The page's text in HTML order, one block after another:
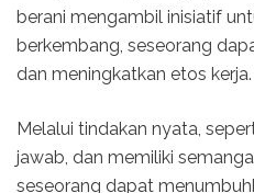
berani mengambil inisiatif
berkembang, seseorang
dan meningkatkan etos kerja.
Melalui tindakan nyata,
jawab, dan memiliki
seseorang dapat